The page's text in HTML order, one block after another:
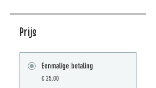
Prijs
Eenmalige betaling
€ 25,00